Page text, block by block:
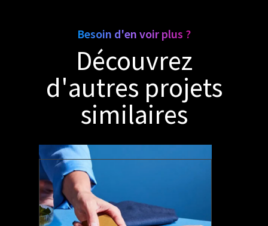
Besoin d'en voir plus ?
Découvrez
d'autres projets
similaires